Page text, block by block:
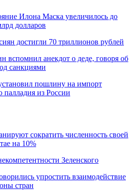
Илона Маска увеличилось до
долларов
достигли 70 триллионов рублей
вспомнил анекдот о деде, говоря об
санкциями
пошлину на импорт
палладия из России
сократить численность своей
на 10%
Зеленского
упростить взаимодействие
стран